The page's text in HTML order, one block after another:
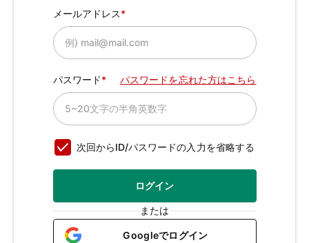
メールアドレス
パスワード パスワードを忘れた方はこちら
次回からID/パスワードの入力を省略する
ログイン
または
Googleでログイン